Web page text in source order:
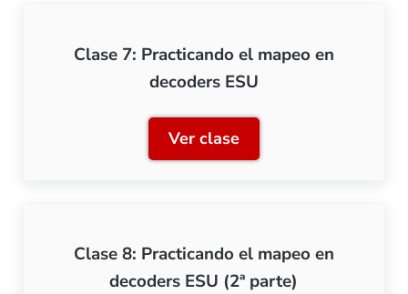
Clase 7: Practicando el mapeo en
decoders ESU
Ver claseClase 7: Practicando el
Clase 8: Practicando el mapeo en
decoders ESU (2ª parte)